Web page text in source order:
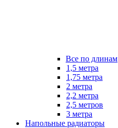
Все по длинам
1,5 метра
1,75 метра
2 метра
2,2 метра
2,5 метров
3 метра
Напольные радиаторы